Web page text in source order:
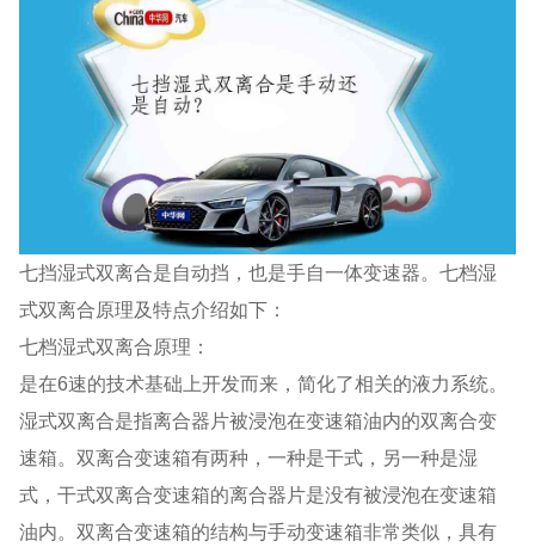
七挡湿式双离合是自动挡，也是手自一体变速器。七档湿
式双离合原理及特点介绍如下：
七档湿式双离合原理：
是在6速的技术基础上开发而来，简化了相关的液力系统。
湿式双离合是指离合器片被浸泡在变速箱油内的双离合变
速箱。双离合变速箱有两种，一种是干式，另一种是湿
式，干式双离合变速箱的离合器片是没有被浸泡在变速箱
油内。双离合变速箱的结构与手动变速箱非常类似，具有